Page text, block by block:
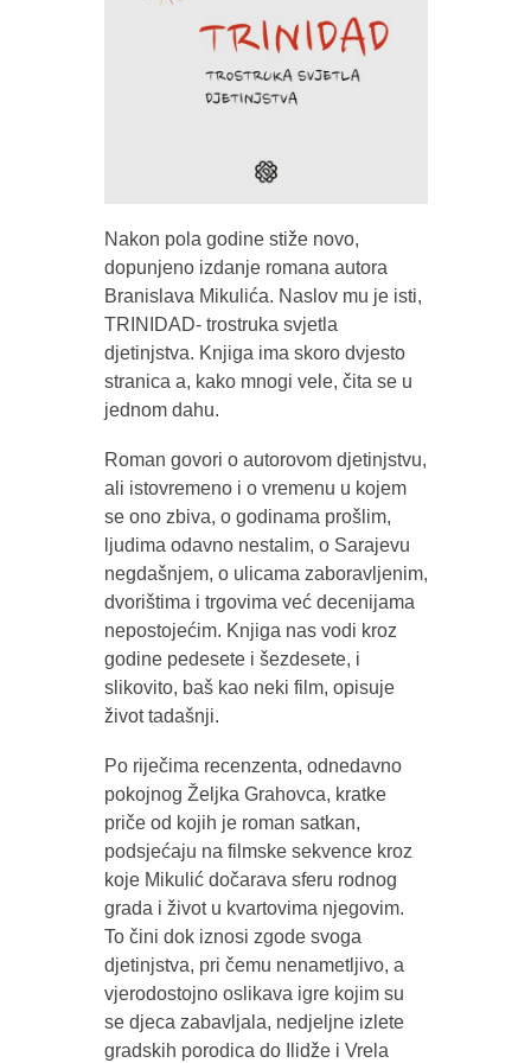
Nakon pola godine stiže novo,
dopunjeno izdanje romana autora
Branislava Mikulića. Naslov mu je isti,
TRINIDAD- trostruka svjetla
djetinjstva. Knjiga ima skoro dvjesto
stranica a, kako mnogi vele, čita se u
jednom dahu.
Roman govori o autorovom djetinjstvu,
ali istovremeno i o vremenu u kojem
se ono zbiva, o godinama prošlim,
ljudima odavno nestalim, o Sarajevu
negdašnjem, o ulicama zaboravljenim,
dvorištima i trgovima već decenijama
nepostojećim. Knjiga nas vodi kroz
godine pedesete i šezdesete, i
slikovito, baš kao neki film, opisuje
život tadašnji.
Po riječima recenzenta, odnedavno
pokojnog Željka Grahovca, kratke
priče od kojih je roman satkan,
podsjećaju na filmske sekvence kroz
koje Mikulić dočarava sferu rodnog
grada i život u kvartovima njegovim.
To čini dok iznosi zgode svoga
djetinjstva, pri čemu nenametljivo, a
vjerodostojno oslikava igre kojim su
se djeca zabavljala, nedjeljne izlete
gradskih porodica do Ilidže i Vrela